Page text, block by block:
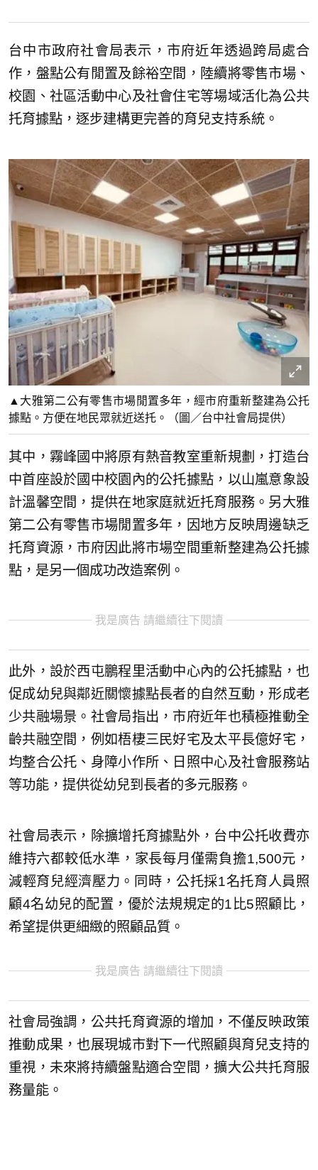
台中市政府社會局表示，市府近年透過跨局處合
作，盤點公有閒置及餘裕空間，陸續將零售市場、
校園、社區活動中心及社會住宅等場域活化為公共
托育據點，逐步建構更完善的育兒支持系統。
▲大雅第二公有零售市場閒置多年，經市府重新整建為公托
據點。方便在地民眾就近送托。（圖／台中社會局提供）
其中，霧峰國中將原有熱音教室重新規劃，打造台
中首座設於國中校園內的公托據點，以山嵐意象設
計溫馨空間，提供在地家庭就近托育服務。另大雅
第二公有零售市場閒置多年，因地方反映周邊缺乏
托育資源，市府因此將市場空間重新整建為公托據
點，是另一個成功改造案例。
我是廣告 請繼續往下閱讀
此外，設於西屯鵬程里活動中心內的公托據點，也
促成幼兒與鄰近關懷據點長者的自然互動，形成老
少共融場景。社會局指出，市府近年也積極推動全
齡共融空間，例如梧棲三民好宅及太平長億好宅，
均整合公托、身障小作所、日照中心及社會服務站
等功能，提供從幼兒到長者的多元服務。
社會局表示，除擴增托育據點外，台中公托收費亦
維持六都較低水準，家長每月僅需負擔1,500元，
減輕育兒經濟壓力。同時，公托採1名托育人員照
顧4名幼兒的配置，優於法規規定的1比5照顧比，
希望提供更細緻的照顧品質。
我是廣告 請繼續往下閱讀
社會局強調，公共托育資源的增加，不僅反映政策
推動成果，也展現城市對下一代照顧與育兒支持的
重視，未來將持續盤點適合空間，擴大公共托育服
務量能。